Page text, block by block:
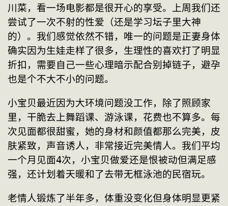
川菜，看一场电影都是很开心的享受。上周我们还
尝试了一次不射的性爱（还是学习坛子里大神
的）。我们感觉依然不错，唯一的问题是正妻身体
确实因为生娃走样了很多，生理性的喜欢打了明显
折扣，需要自己一些心理暗示配合别掉链子，避孕
也是个不大不小的问题。
小宝贝最近因为大环境问题没工作，除了照顾家
里，干脆去上舞蹈课、游泳课，花费也不算多。每
次见面都很甜蜜，她的身材和颜值都那么完美，皮
肤紧致，声音诱人，非常接近完美情人。我们平均
一个月见面4次，小宝贝做爱还是恨被动但满足感
强，还计划着天暖和了去带无框泳池的民宿玩。
老情人锻炼了半年多，体重没变化但身体明显更紧